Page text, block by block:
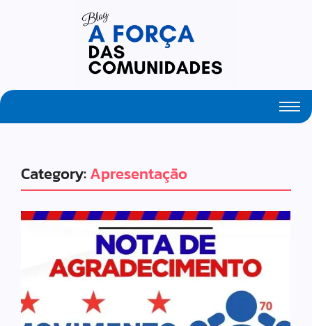
Your Daily Source of Fresh Articles
Category:Apresentação